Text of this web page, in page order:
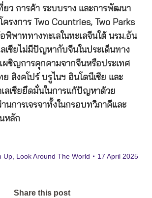
ยว การค้า ระบบราง และการพัฒนา
ครงการ Two Countries, Two Parks
พิพาททางทะเลในทะเลจีนใต้ นรม.อัน
เซียไม่มีปัญหากับจีนในประเด็นทาง
ผชิญการคุกคามจากจีนหรือประเทศ
ย สิงคโปร์ บรูไนฯ อินโดนีเซีย และ
ลเซียยึดมั่นในการแก้ปัญหาด้วย
นการเจรจาทั้งในกรอบทวิภาคีและ
หลัก
Up Look Around The World 17 April 2025
Share this post